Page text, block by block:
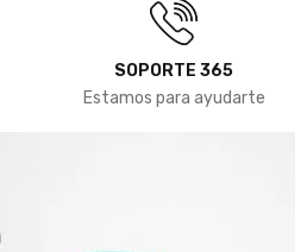
SOPORTE 365
Estamos para ayudarte